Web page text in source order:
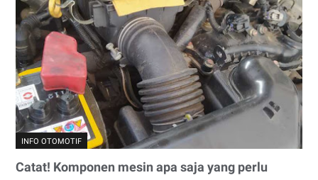
INFO OTOMOTIF
Catat! Komponen mesin apa saja yang perlu